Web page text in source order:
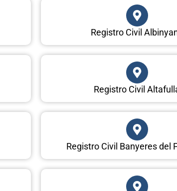
Registro Civil
Registro Civil
Registro Civil Banyeres del